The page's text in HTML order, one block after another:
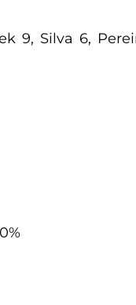
9, Silva 6,